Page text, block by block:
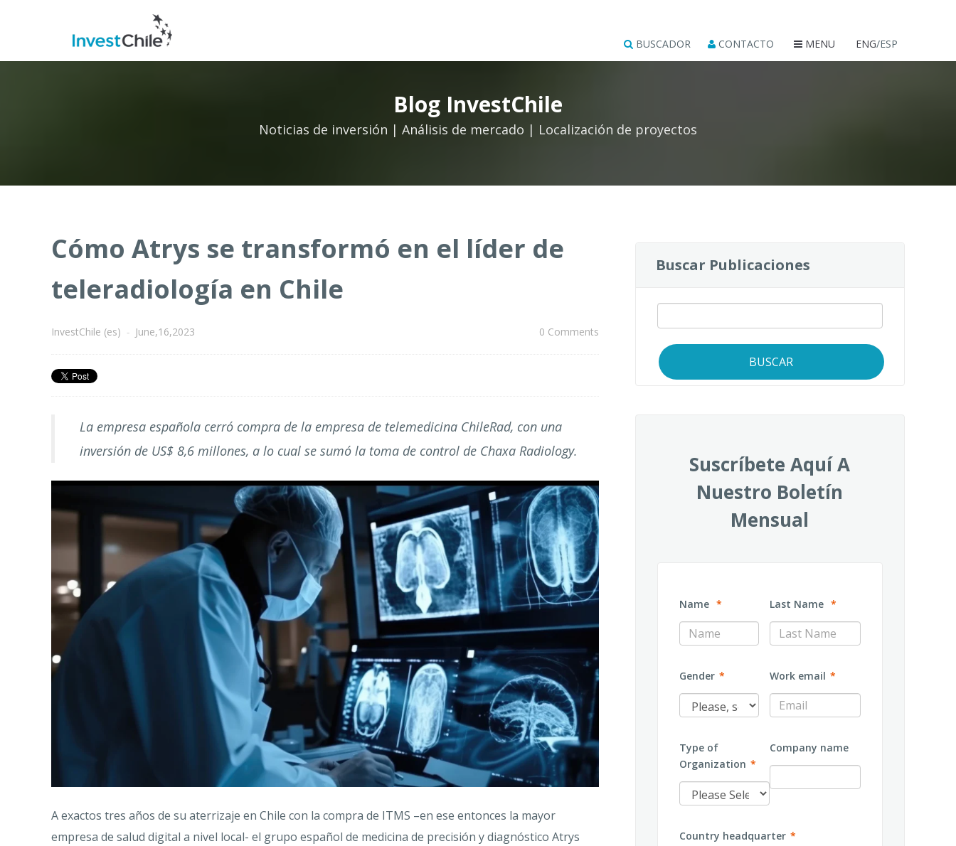
BUSCADOR CONTACTO MENU ENG/ESP
Blog InvestChile
Noticias de inversión | Análisis de mercado | Localización de proyectos
Cómo Atrys se transformó en el líder de
teleradiología en Chile
InvestChile (es) - June,16,2023 0 Comments
La empresa española cerró compra de la empresa de telemedicina ChileRad, con una
inversión de US$ 8,6 millones, a lo cual se sumó la toma de control de Chaxa Radiology.
A exactos tres años de su aterrizaje en Chile con la compra de ITMS –en ese entonces la mayor
empresa de salud digital a nivel local- el grupo español de medicina de precisión y diagnóstico Atrys
Buscar Publicaciones
BUSCAR
Suscríbete Aquí A
Nuestro Boletín
Mensual
Name * Last Name *
Gender * Work email *
Type of
Organization *
Company name
Country headquarter *